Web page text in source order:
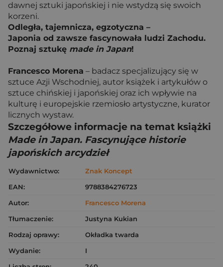
dawnej sztuki japońskiej i nie wstydzą się swoich
korzeni.
Odległa, tajemnicza, egzotyczna –
Japonia od zawsze fascynowała ludzi Zachodu.
Poznaj sztukę made in Japan!
Francesco Morena – badacz specjalizujący się w
sztuce Azji Wschodniej, autor książek i artykułów o
sztuce chińskiej i japońskiej oraz ich wpływie na
kulturę i europejskie rzemiosło artystyczne, kurator
licznych wystaw.
Szczegółowe informacje na temat książki
Made in Japan. Fascynujące historie
japońskich arcydzieł
Wydawnictwo:
Znak Koncept
EAN:
9788384276723
Autor:
Francesco Morena
Tłumaczenie:
Justyna Kukian
Rodzaj oprawy:
Okładka twarda
Wydanie:
I